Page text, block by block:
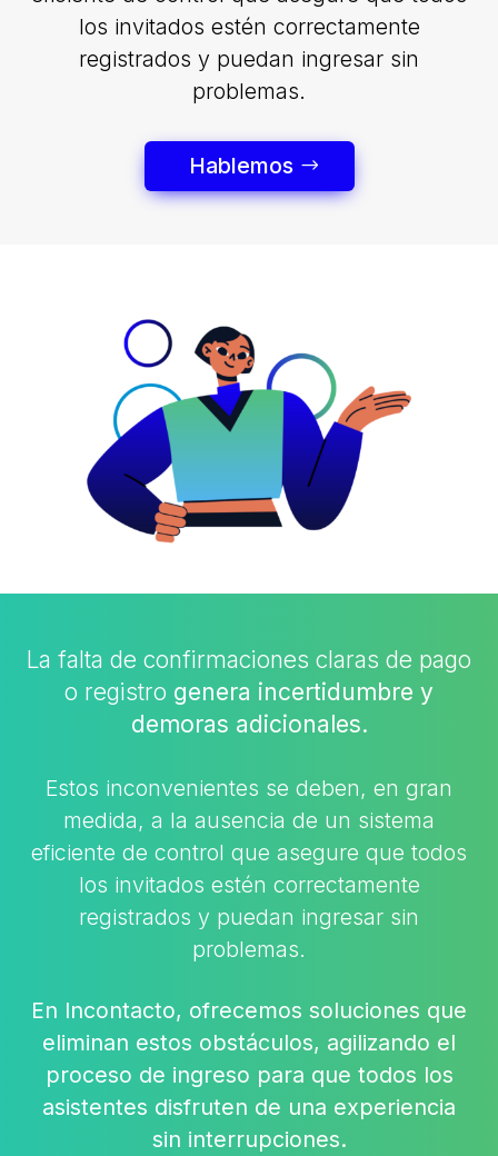
los invitados estén correctamente
registrados y puedan ingresar sin
problemas.
Hablemos
La falta de confirmaciones claras de pago
o registro genera incertidumbre y
demoras adicionales.
Estos inconvenientes se deben, en gran
medida, a la ausencia de un sistema
eficiente de control que asegure que todos
los invitados estén correctamente
registrados y puedan ingresar sin
problemas.
En Incontacto, ofrecemos soluciones que
eliminan estos obstáculos, agilizando el
proceso de ingreso para que todos los
asistentes disfruten de una experiencia
sin interrupciones.